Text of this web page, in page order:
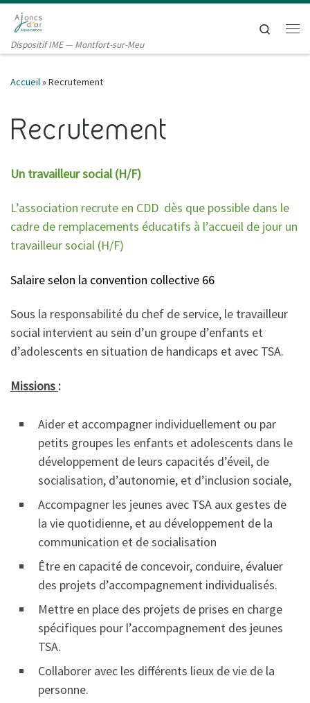
Passer au contenu
Dispositif IME — Montfort-sur-Meu
Search
Accueil»Recrutement
Recrutement
Un travailleur social (H/F)
L’association recrute en CDD dès que possible dans le
cadre de remplacements éducatifs à l’accueil de jour un
travailleur social (H/F)
Salaire selon la convention collective 66
Sous la responsabilité du chef de service, le travailleur
social intervient au sein d’un groupe d’enfants et
d’adolescents en situation de handicaps et avec TSA.
Missions :
Aider et accompagner individuellement ou par
petits groupes les enfants et adolescents dans le
développement de leurs capacités d’éveil, de
socialisation, d’autonomie, et d’inclusion sociale,
Accompagner les jeunes avec TSA aux gestes de
la vie quotidienne, et au développement de la
communication et de socialisation
Être en capacité de concevoir, conduire, évaluer
des projets d’accompagnement individualisés.
Mettre en place des projets de prises en charge
spécifiques pour l’accompagnement des jeunes
TSA.
Collaborer avec les différents lieux de vie de la
personne.